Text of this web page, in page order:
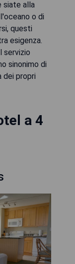
siate alla
o di
questi
esigenza.
servizio
sinonimo di
dei propri
a 4